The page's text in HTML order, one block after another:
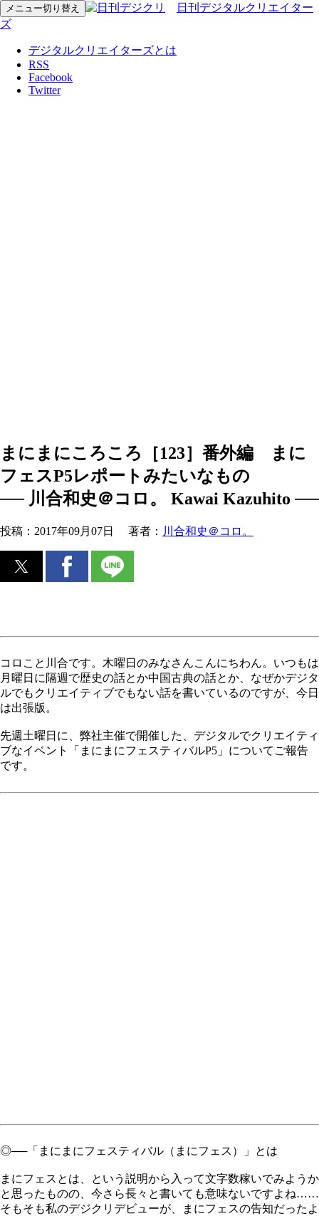
メニュー切り替え
日刊デジタルクリエイター
ズ
デジタルクリエイターズとは
RSS
Facebook
Twitter
まにまにころころ［123］番外編 まに
フェスP5レポートみたいなもの
── 川合和史＠コロ。 Kawai Kazuhito ──
投稿： 2017年09月07日 著者： 川合和史＠コロ。
コロこと川合です。木曜日のみなさんこんにちわん。いつもは
月曜日に隔週で歴史の話とか中国古典の話とか、なぜかデジタ
ルでもクリエイティブでもない話を書いているのですが、今日
は出張版。
先週土曜日に、弊社主催で開催した、デジタルでクリエイティ
ブなイベント「まにまにフェスティバルP5」についてご報告
です。
◎──「まにまにフェスティバル（まにフェス）」とは
まにフェスとは、という説明から入って文字数稼いでみようか
と思ったものの、今さら長々と書いても意味ないですよね……
そもそも私のデジクリデビューが、まにフェスの告知だったよ